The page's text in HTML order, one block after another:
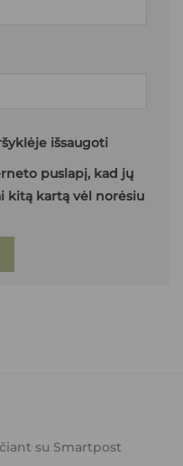
išsaugoti
puslapį, kad jų
kitą kartą vėl norėsiu
su Smartpost